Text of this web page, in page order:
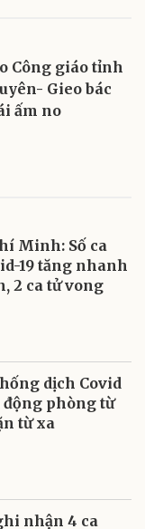
Công giáo tỉnh
Gieo bác
ấm no
Minh: Số ca
19 tăng nhanh
2 ca tử vong
dịch Covid
động phòng từ
từ xa
nhận 4 ca